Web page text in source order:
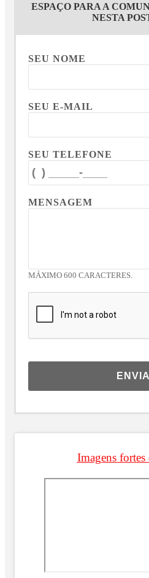
ESPAÇO PARA A
NESTA
SEU NOME
SEU E-MAIL
SEU TELEFONE
MENSAGEM
MÁXIMO 600 CARACTERES.
Imagens fortes